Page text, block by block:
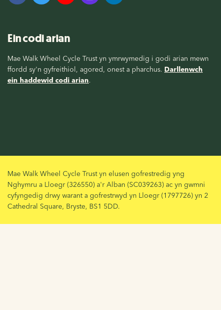
Ein codi arian
Mae Walk Wheel Cycle Trust yn ymrwymedig i godi arian mewn
ffordd sy'n gyfreithiol, agored, onest a pharchus. Darllenwch
ein haddewid codi arian.
Mae Walk Wheel Cycle Trust yn elusen gofrestredig yng
Nghymru a Lloegr (326550) a'r Alban (SC039263) ac yn gwmni
cyfyngedig drwy warant a gofrestrwyd yn Lloegr (1797726) yn 2
Cathedral Square, Bryste, BS1 5DD.